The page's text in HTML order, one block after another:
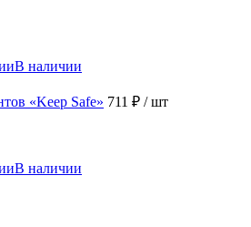
В наличии
«Keep Safe» 711 ₽ / шт
В наличии